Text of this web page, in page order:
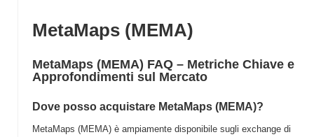
MetaMaps (MEMA)
MetaMaps (MEMA) FAQ – Metriche Chiave e
Approfondimenti sul Mercato
Dove posso acquistare MetaMaps (MEMA)?
MetaMaps (MEMA) è ampiamente disponibile sugli exchange di